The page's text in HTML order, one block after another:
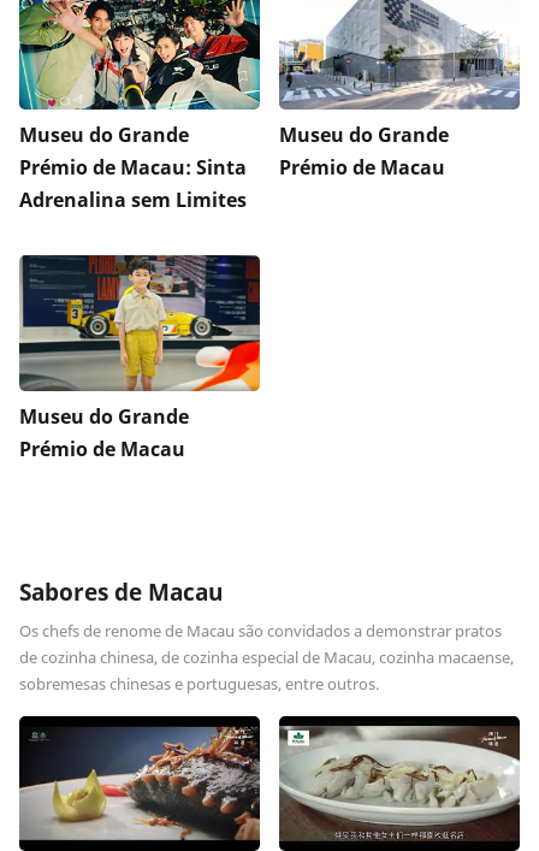
Museu do Grande
Prémio de Macau: Sinta
Adrenalina sem Limites
Museu do Grande
Prémio de Macau
Museu do Grande
Prémio de Macau
Sabores de Macau
Os chefs de renome de Macau são convidados a demonstrar pratos
de cozinha chinesa, de cozinha especial de Macau, cozinha macaense,
sobremesas chinesas e portuguesas, entre outros.